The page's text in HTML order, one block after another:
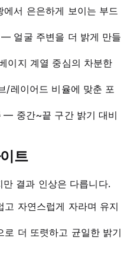
서 은은하게 보이는 부드
얼굴 주변을 더 밝게 만들
이지 계열 중심의 차분한
/레이어드 비율에 맞춘 포
— 중간~끝 구간 밝기 대비
트
결과 인상은 다릅니다.
자연스럽게 자라며 유지
더 또렷하고 균일한 밝기